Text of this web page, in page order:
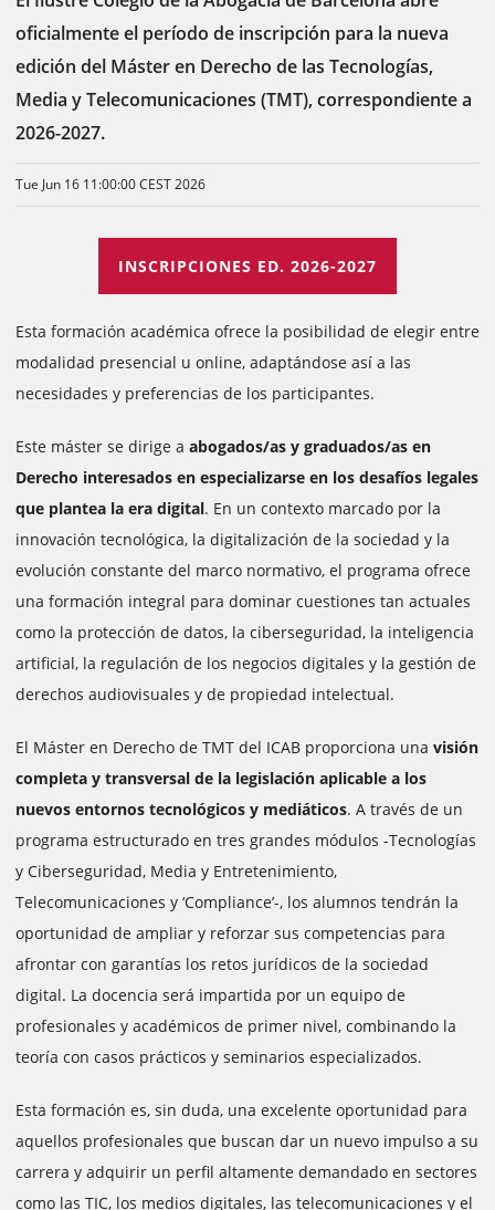
oficialmente el período de inscripción para la nueva
edición del Máster en Derecho de las Tecnologías,
Media y Telecomunicaciones (TMT), correspondiente a
2026-2027.
Tue Jun 16 11:00:00 CEST 2026
INSCRIPCIONES ED. 2026-2027
Esta formación académica ofrece la posibilidad de elegir entre
modalidad presencial u online, adaptándose así a las
necesidades y preferencias de los participantes.
Este máster se dirige a abogados/as y graduados/as en
Derecho interesados en especializarse en los desafíos legales
que plantea la era digital. En un contexto marcado por la
innovación tecnológica, la digitalización de la sociedad y la
evolución constante del marco normativo, el programa ofrece
una formación integral para dominar cuestiones tan actuales
como la protección de datos, la ciberseguridad, la inteligencia
artificial, la regulación de los negocios digitales y la gestión de
derechos audiovisuales y de propiedad intelectual.
El Máster en Derecho de TMT del ICAB proporciona una visión
completa y transversal de la legislación aplicable a los
nuevos entornos tecnológicos y mediáticos. A través de un
programa estructurado en tres grandes módulos -Tecnologías
y Ciberseguridad, Media y Entretenimiento,
Telecomunicaciones y ‘Compliance’-, los alumnos tendrán la
oportunidad de ampliar y reforzar sus competencias para
afrontar con garantías los retos jurídicos de la sociedad
digital. La docencia será impartida por un equipo de
profesionales y académicos de primer nivel, combinando la
teoría con casos prácticos y seminarios especializados.
Esta formación es, sin duda, una excelente oportunidad para
aquellos profesionales que buscan dar un nuevo impulso a su
carrera y adquirir un perfil altamente demandado en sectores
como las TIC, los medios digitales, las telecomunicaciones y el